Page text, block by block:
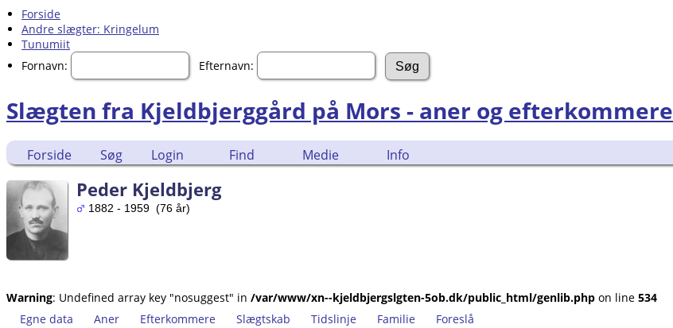
Forside
Andre slægter: Kringelum
Tunumiit
Fornavn:
Efternavn:
Slægten fra Kjeldbjerggård på Mors - aner og efterkommere
Forside Søg Login Find Medie Info
Peder Kjeldbjerg
1882 - 1959 (76 år)
Warning: Undefined array key "nosuggest" in /var/www/xn--kjeldbjergslgten-5ob.dk/public_html/genlib.php on line 534
Egne data
Aner Efterkommere Slægtskab Tidslinje Familie Foreslå